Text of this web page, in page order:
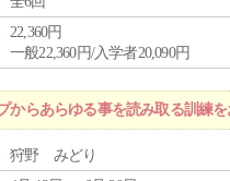
22,360円
一般22,360円/入学者20,090円
らあらゆる事を読み取る訓練を
狩野 みどり